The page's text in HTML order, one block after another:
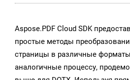
Aspose.PDF Cloud SDK
простые методы
страницы в различные
аналогичные процессу,